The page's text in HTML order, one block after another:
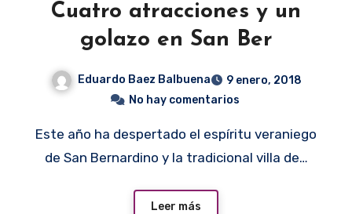
Cuatro atracciones y un
golazo en San Ber
Eduardo Baez Balbuena
9 enero, 2018
No hay comentarios
Este año ha despertado el espíritu veraniego
de San Bernardino y la tradicional villa de…
Leer más